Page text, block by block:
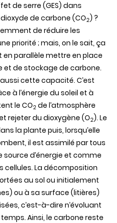
de serre (GES) dans
de carbone (CO2) ?
de réduire les
priorité ; mais, on le sait, ça
parallèle mettre en place
de stockage de carbone.
cette capacité. C’est
à l’énergie du soleil et à
le CO2 de l’atmosphère
rejeter du dioxygène (O2). Le
la plante puis, lorsqu’elle
il est assimilé par tous
d’énergie et comme
cellules. La décomposition
au sol ou initialement
ou à sa surface (litières)
c’est-à-dire n’évoluant
Ainsi, le carbone reste